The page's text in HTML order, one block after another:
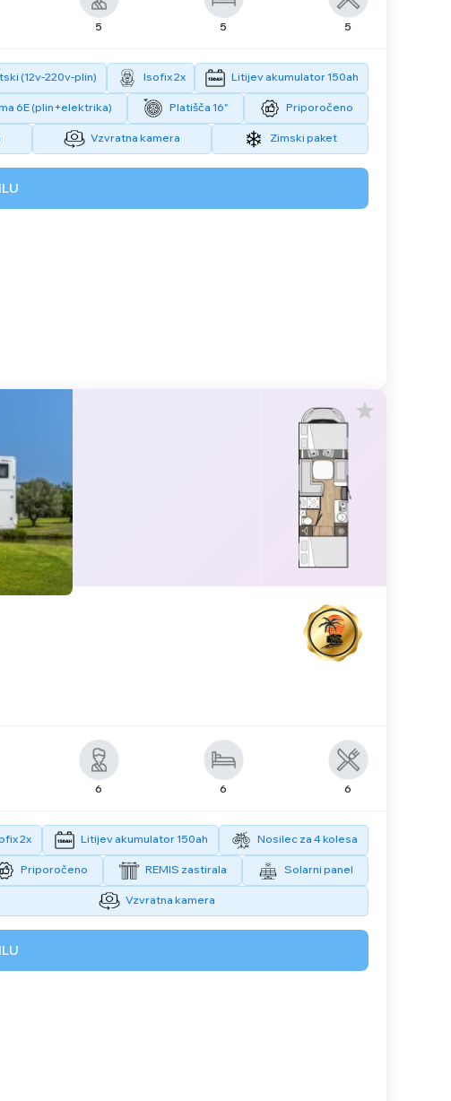
5 5 5
(12v-220v-plin) Isofix 2x Litijev akumulator 150ah
6E (plin+elektrika) Platišča 16" Priporočeno
Vzvratna kamera Zimski paket
6 6 6
2x Litijev akumulator 150ah Nosilec za 4 kolesa
Priporočeno REMIS zastirala Solarni panel
Vzvratna kamera